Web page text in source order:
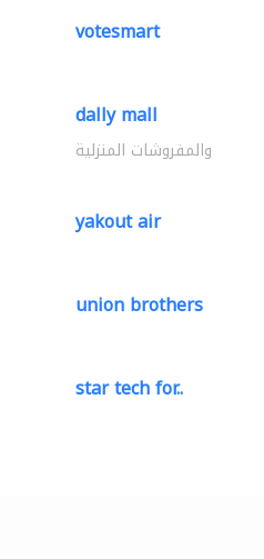
votesmart
dally mall
والمفروشات المنزلية
yakout air
union brothers
star tech for..